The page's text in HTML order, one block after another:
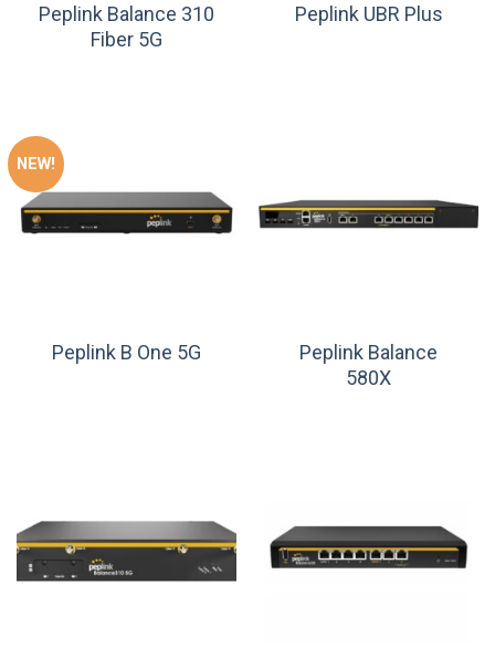
Peplink Balance 310
Fiber 5G
Peplink UBR Plus
NEW!
Peplink B One 5G
Peplink Balance
580X